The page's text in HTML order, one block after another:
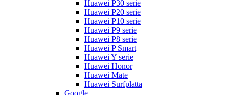
Huawei P30 serie
Huawei P20 serie
Huawei P10 serie
Huawei P9 serie
Huawei P8 serie
Huawei P Smart
Huawei Y serie
Huawei Honor
Huawei Mate
Huawei Surfplatta
Google